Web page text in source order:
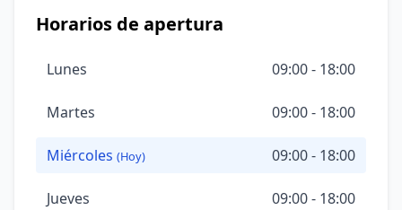
Horarios de apertura
Lunes 09:00 - 18:00
Martes 09:00 - 18:00
Miércoles (Hoy) 09:00 - 18:00
Jueves 09:00 - 18:00